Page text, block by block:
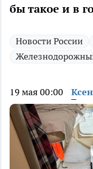
бы такое и в
Новости России
19 мая 00:00